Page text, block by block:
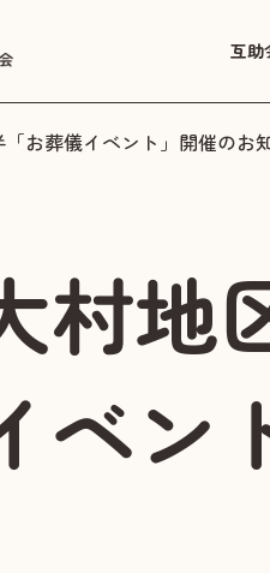
互助
お葬儀イベント」開催のお
村地
ベン